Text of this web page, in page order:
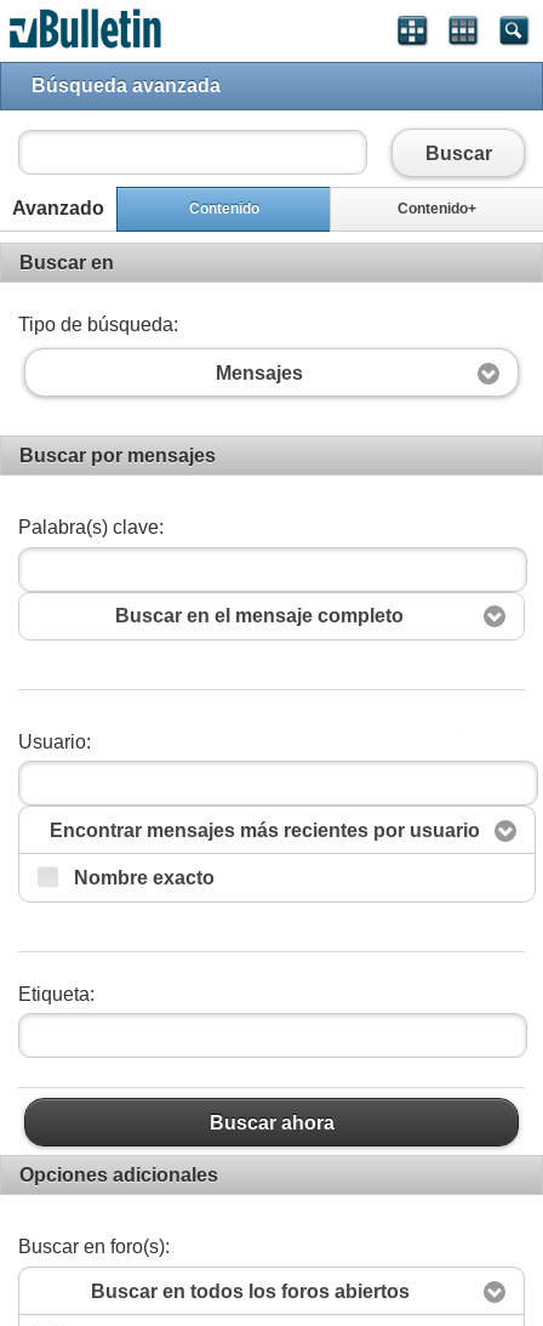
Búsqueda avanzada
Buscar
Avanzado Contenido Contenido+
Buscar en
Tipo de búsqueda:
Mensajes
Buscar por mensajes
Palabra(s) clave:
Buscar en el mensaje completo
Usuario:
Encontrar mensajes más recientes por usuario
Nombre exacto
Etiqueta:
Buscar ahora
Opciones adicionales
Buscar en foro(s):
Buscar en todos los foros abiertos